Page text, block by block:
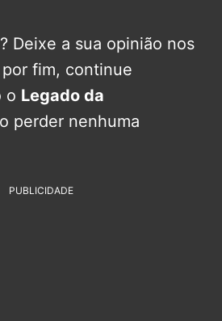
Deixe a sua opinião nos
fim, continue
o Legado da
perder nenhuma
PUBLICIDADE